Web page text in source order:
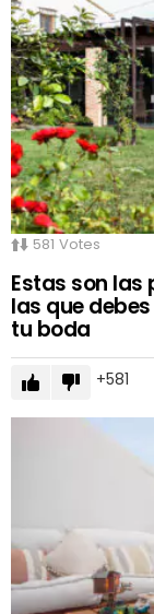
581 Votes
Estas son las
las que
tu boda
581